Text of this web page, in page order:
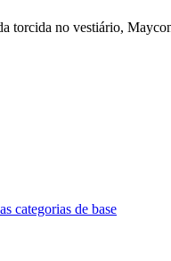
torcida no vestiário,
categorias de base